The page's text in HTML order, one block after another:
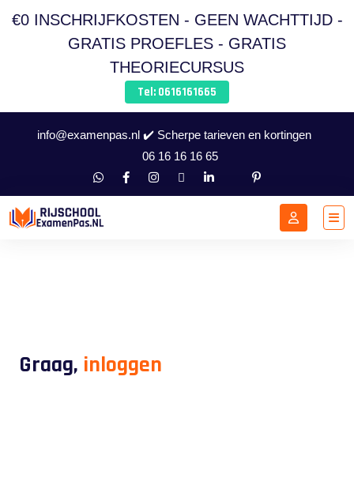
€0 INSCHRIJFKOSTEN - GEEN WACHTTIJD -
GRATIS PROEFLES - GRATIS
THEORIECURSUS
Tel: 0616161665
info@examenpas.nl ✔️ Scherpe tarieven en kortingen
06 16 16 16 65
Graag, inloggen